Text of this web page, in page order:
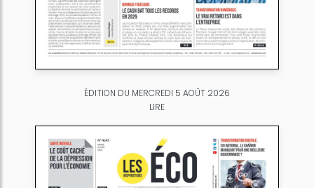
ÉDITION DU MERCREDI 5 AOÛT 2026
LIRE